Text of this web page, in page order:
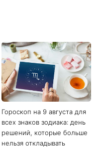
Гороскоп на 9 августа для
всех знаков зодиака: день
решений, которые больше
нельзя откладывать